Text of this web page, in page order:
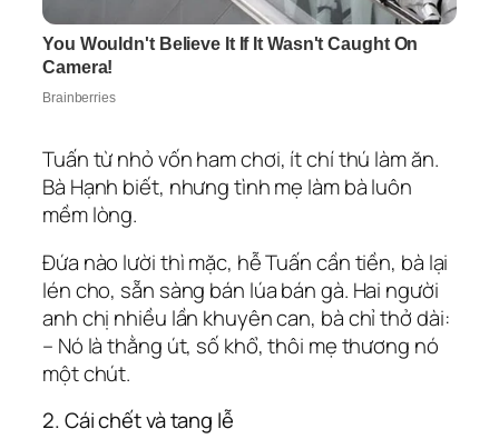
Tuấn từ nhỏ vốn ham chơi, ít chí thú làm ăn.
Bà Hạnh biết, nhưng tình mẹ làm bà luôn
mềm lòng.
Đứa nào lười thì mặc, hễ Tuấn cần tiền, bà lại
lén cho, sẵn sàng bán lúa bán gà. Hai người
anh chị nhiều lần khuyên can, bà chỉ thở dài:
– Nó là thằng út, số khổ, thôi mẹ thương nó
một chút.
2. Cái chết và tang lễ